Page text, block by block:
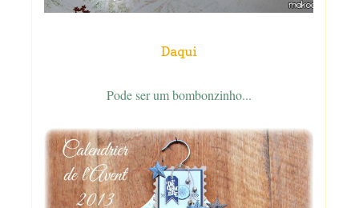
Daqui
Pode ser um bombonzinho...